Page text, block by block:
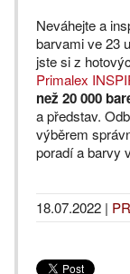
Neváhejte a
barvami ve 23
jste si z
Primalex
než 20 000
a představ.
výběrem
poradí a barvy
18.07.2022 | PR